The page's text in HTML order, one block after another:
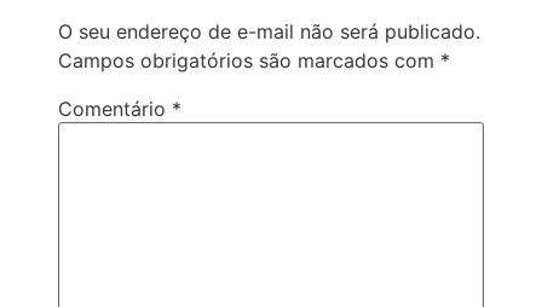
O seu endereço de e-mail não será publicado.
Campos obrigatórios são marcados com *
Comentário *